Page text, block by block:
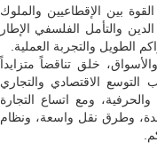
بين الإقطاعيين والملوك
والتأمل الفلسفي الإطار
الطويل والتجربة العملية.
خلق تناقضاً متزايداً
الاقتصادي والتجاري
ومع اتساع التجارة
وطرق نقل واسعة، ونظام